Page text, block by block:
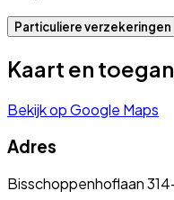
Particuliere verzekeringen
Kaart en
Bekijk op Google Maps
Adres
Bisschoppenhoflaan